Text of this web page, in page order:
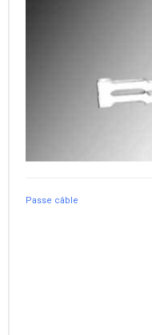
Passe câble